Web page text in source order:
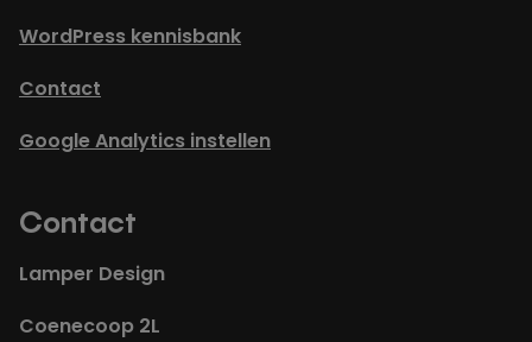
WordPress kennisbank
Contact
Google Analytics instellen
Contact
Lamper Design
Coenecoop 2L